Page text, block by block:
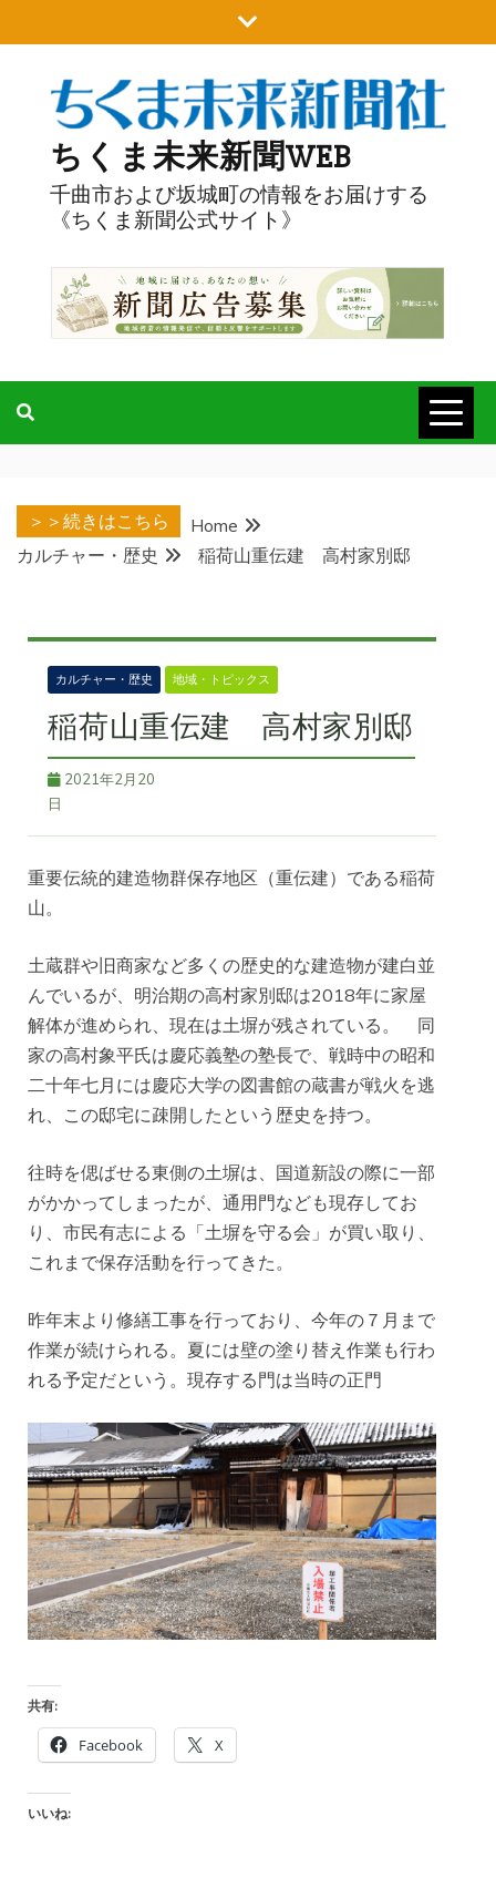
to
ちくま未来新聞WEB
千曲市および坂城町の情報をお届けする
《ちくま新聞公式サイト》
＞＞続きはこちら
Home
カルチャー・歴史
稲荷山重伝建 高村家別邸
カルチャー・歴史 地域・トピックス
稲荷山重伝建 高村家別邸
2021年2月20
日
重要伝統的建造物群保存地区（重伝建）である稲荷
山。
土蔵群や旧商家など多くの歴史的な建造物が建白並
んでいるが、明治期の高村家別邸は2018年に家屋
解体が進められ、現在は土塀が残されている。 同
家の高村象平氏は慶応義塾の塾長で、戦時中の昭和
二十年七月には慶応大学の図書館の蔵書が戦火を逃
れ、この邸宅に疎開したという歴史を持つ。
往時を偲ばせる東側の土塀は、国道新設の際に一部
がかかってしまったが、通用門なども現存してお
り、市民有志による「土塀を守る会」が買い取り、
これまで保存活動を行ってきた。
昨年末より修繕工事を行っており、今年の７月まで
作業が続けられる。夏には壁の塗り替え作業も行わ
れる予定だという。現存する門は当時の正門
共有:
Facebook X
いいね: